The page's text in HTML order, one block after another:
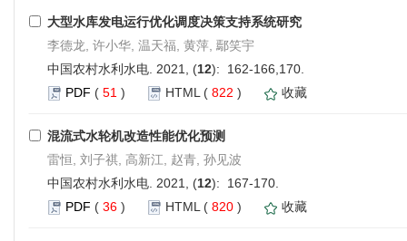
大型水库发电运行优化调度决策支持系统研究
李德龙, 许小华, 温天福, 黄萍, 鄢笑宇
中国农村水利水电. 2021, (12): 162-166,170.
PDF ( 51 ) HTML ( 822 ) 收藏
混流式水轮机改造性能优化预测
雷恒, 刘子祺, 高新江, 赵青, 孙见波
中国农村水利水电. 2021, (12): 167-170.
PDF ( 36 ) HTML ( 820 ) 收藏